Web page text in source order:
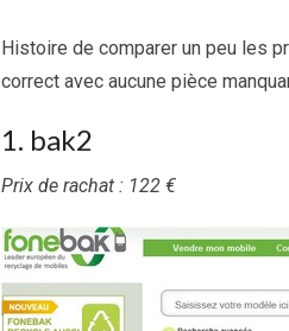
Histoire de comparer un peu les
correct avec aucune pièce
1. bak2
Prix de rachat : 122 €